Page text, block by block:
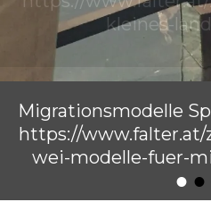
••
Migrationsmodelle
https://
wei-modelle-fuer-